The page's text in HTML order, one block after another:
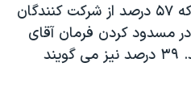
نظرسنجی اخیر حاکی است که ۵۷ درصد از شرکت کنندگان
در مسدود کردن فرمان آقای
ترامپ صحیح عمل کرده اند. ۳۹ درصد نیز می گویند